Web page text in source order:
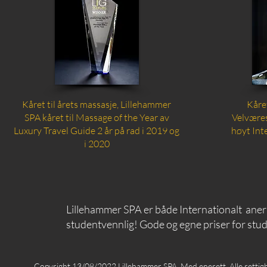
Kåret til årets massasje, Lillehammer
SPA kåret til Massage of the Year av
Luxury Travel Guide 2 år på rad i 2019 og
i 2020
høyt
Lillehammer SPA er både Internationalt
studentvennlig! Gode og egne priser for